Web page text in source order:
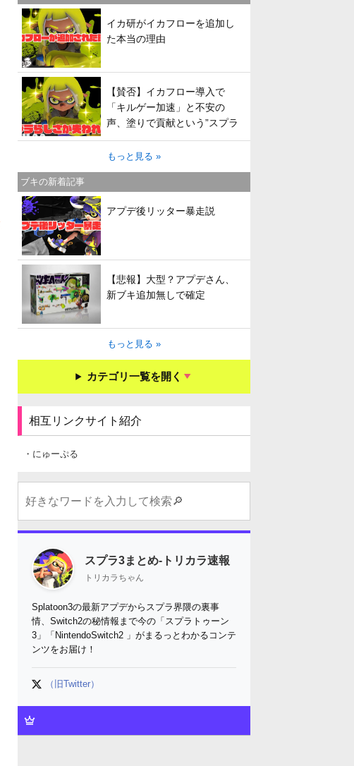
イカ研がイカフローを追加し
た本当の理由
【賛否】イカフロー導入で
「キルゲー加速」と不安の
声、塗りで貢献という”スプラ
らしさ”は失われてしまうのか
もっと見る »
ブキの新着記事
アプデ後リッター暴走説
【悲報】大型？アプデさん、
新ブキ追加無しで確定
もっと見る »
カテゴリ一覧を開く
相互リンクサイト紹介
・にゅーぷる
スプラ3まとめ-トリカラ速報
トリカラちゃん
Splatoon3の最新アプデからスプラ界隈の裏事
情、Switch2の秘情報まで今の「スプラトゥーン
3」「NintendoSwitch2 」がまるっとわかるコンテ
ンツをお届け！
（旧Twitter）